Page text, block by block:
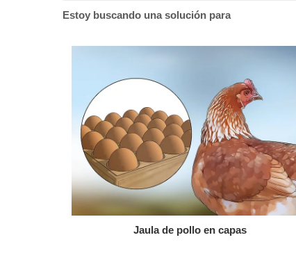
Estoy buscando una solución para
Jaula de pollo en capas